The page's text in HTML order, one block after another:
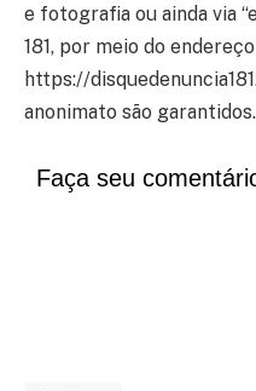
e fotografia ou ainda via
181, por meio do
https://
anonimato são garantidos.
Faça seu